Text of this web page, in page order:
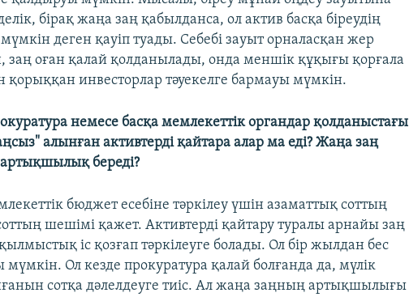
бірақ жаңа заң қабылданса, ол актив басқа біреудің
мүмкін деген қауіп туады. Себебі зауыт орналасқан жер
заң оған қалай қолданылады, онда меншік құқығы қорғала
қорыққан инвесторлар тәуекелге бармауы мүмкін.
немесе басқа мемлекеттік органдар қолданыстағы
алынған активтерді қайтара алар ма еді? Жаңа заң
береді?
бюджет есебіне тәркілеу үшін азаматтық соттың
шешімі қажет. Активтерді қайтару туралы арнайы заң
іс қозғап тәркілеуге болады. Ол бір жылдан бес
Ол кезде прокуратура қалай болғанда да, мүлік
сотқа дәлелдеуге тиіс. Ал жаңа заңның артықшылығы